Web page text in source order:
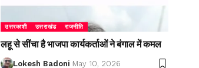
उत्तरकाशी उत्तराखंड राजनीति
लहू से सींचा है भाजपा कार्यकर्ताओं ने बंगाल में कमल
Lokesh Badoni May 10, 2026